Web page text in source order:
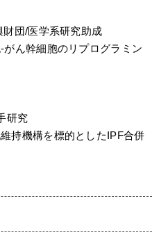
団/医学系研究助成
ん幹細胞のリプログラミン
研究
持機構を標的としたIPF合併